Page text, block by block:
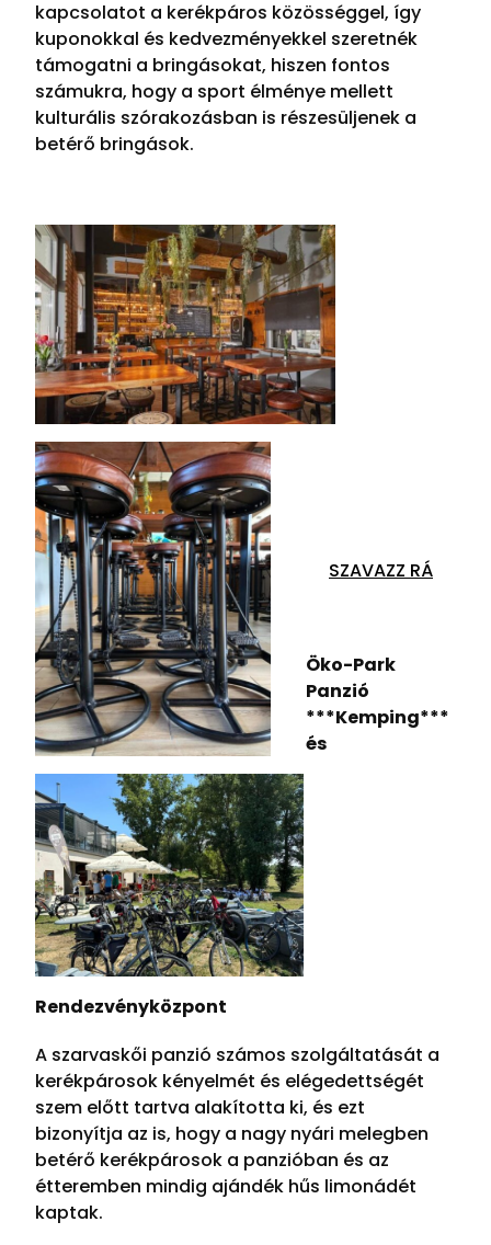
kapcsolatot a kerékpáros közösséggel, így
kuponokkal és kedvezményekkel szeretnék
támogatni a bringásokat, hiszen fontos
számukra, hogy a sport élménye mellett
kulturális szórakozásban is részesüljenek a
betérő bringások.
SZAVAZZ RÁ
Öko-Park
Panzió
***Kemping***
és
Rendezvényközpont
A szarvaskői panzió számos szolgáltatását a
kerékpárosok kényelmét és elégedettségét
szem előtt tartva alakította ki, és ezt
bizonyítja az is, hogy a nagy nyári melegben
betérő kerékpárosok a panzióban és az
étteremben mindig ajándék hűs limonádét
kaptak.